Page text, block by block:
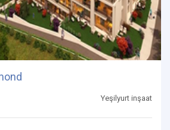
Yeşilyurt inşaat